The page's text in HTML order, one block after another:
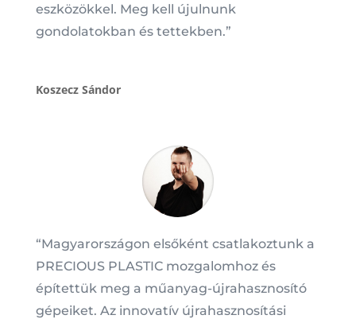
eszközökkel. Meg kell újulnunk
gondolatokban és tettekben.”
Koszecz Sándor
“Magyarországon elsőként csatlakoztunk a
PRECIOUS PLASTIC mozgalomhoz és
építettük meg a műanyag-újrahasznosító
gépeiket. Az innovatív újrahasznosítási